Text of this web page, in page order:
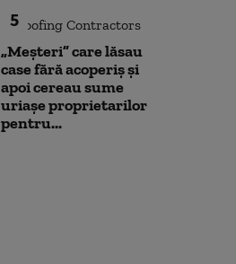
5
„Meșteri” care lăsau
case fără acoperiș și
apoi cereau sume
uriașe proprietarilor
pentru...